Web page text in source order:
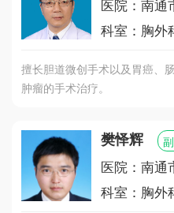
医院：南通
科室：胸外
擅长胆道微创手术以及胃癌、
肿瘤的手术治疗。
樊怿辉
医院：南通
科室：胸外